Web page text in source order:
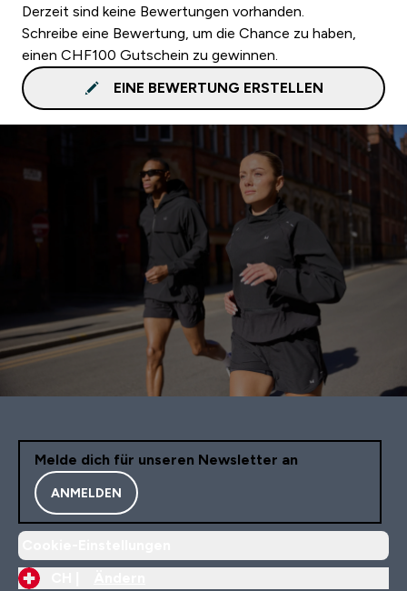
Derzeit sind keine Bewertungen vorhanden.
Schreibe eine Bewertung, um die Chance zu haben,
einen CHF100 Gutschein zu gewinnen.
EINE BEWERTUNG ERSTELLEN
Melde dich für unseren Newsletter an
ANMELDEN